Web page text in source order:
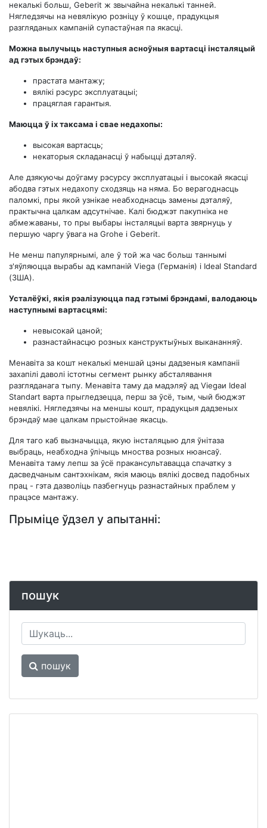
некалькі больш, Geberit ж звычайна некалькі танней.
Нягледзячы на ​​невялікую розніцу ў кошце, прадукцыя
разгляданых кампаній супастаўная па якасці.
Можна вылучыць наступныя асноўныя вартасці інсталяцый
ад гэтых брэндаў:
прастата мантажу;
вялікі рэсурс эксплуатацыі;
працяглая гарантыя.
Маюцца ў іх таксама і свае недахопы:
высокая вартасць;
некаторыя складанасці ў набыцці дэталяў.
Але дзякуючы доўгаму рэсурсу эксплуатацыі і высокай якасці
абодва гэтых недахопу сходзяць на няма. Бо верагоднасць
паломкі, пры якой узнікае неабходнасць замены дэталяў,
практычна цалкам адсутнічае. Калі бюджэт пакупніка не
абмежаваны, то пры выбары інсталяцыі варта звярнуць у
першую чаргу ўвага на Grohe і Geberit.
Не менш папулярнымі, але ў той жа час больш таннымі
з'яўляюцца вырабы ад кампаній Viega (Германія) і Ideal Standard
(ЗША).
Усталёўкі, якія рэалізуюцца пад гэтымі брэндамі, валодаюць
наступнымі вартасцямі:
невысокай цаной;
разнастайнасцю розных канструктыўных выкананняў.
Менавіта за кошт некалькі меншай цэны дадзеныя кампаніі
захапілі даволі істотны сегмент рынку абсталявання
разгляданага тыпу. Менавіта таму да мадэляў ад Viegaи Ideal
Standart варта прыгледзецца, перш за ўсё, тым, чый бюджэт
невялікі. Нягледзячы на ​​меншы кошт, прадукцыя дадзеных
брэндаў мае цалкам прыстойнае якасць.
Для таго каб вызначыцца, якую інсталяцыю для ўнітаза
выбраць, неабходна ўлічыць мноства розных нюансаў.
Менавіта таму лепш за ўсё пракансультавацца спачатку з
дасведчаным сантэхнікам, якія маюць вялікі досвед падобных
прац - гэта дазволіць пазбегнуць разнастайных праблем у
працэсе мантажу.
Прыміце ўдзел у апытанні:
пошук
пошук